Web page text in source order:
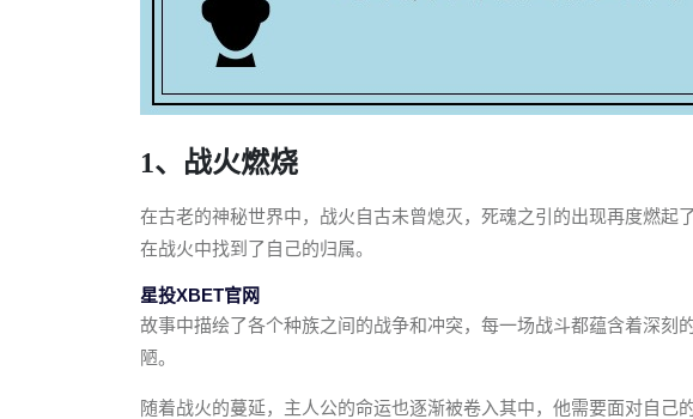
1、战火燃烧
在古老的神秘世界中，战火自古未曾熄灭，死魂之引的出现再度燃起
在战火中找到了自己的归属。
星投XBET官网
故事中描绘了各个种族之间的战争和冲突，每一场战斗都蕴含着深刻
陋。
随着战火的蔓延，主人公的命运也逐渐被卷入其中，他需要面对自己